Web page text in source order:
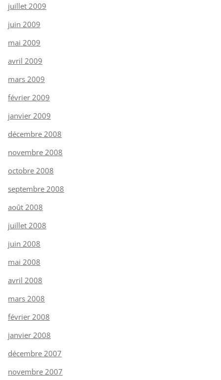
juillet 2009
juin 2009
mai 2009
avril 2009
mars 2009
février 2009
janvier 2009
décembre 2008
novembre 2008
octobre 2008
septembre 2008
août 2008
juillet 2008
juin 2008
mai 2008
avril 2008
mars 2008
février 2008
janvier 2008
décembre 2007
novembre 2007